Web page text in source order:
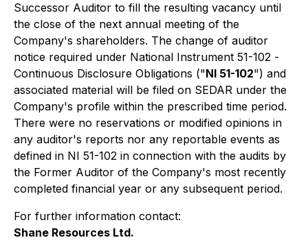
Successor Auditor to fill the resulting vacancy until
the close of the next annual meeting of the
Company's shareholders. The change of auditor
notice required under National Instrument 51-102 -
Continuous Disclosure Obligations ("NI 51-102") and
associated material will be filed on SEDAR under the
Company's profile within the prescribed time period.
There were no reservations or modified opinions in
any auditor's reports nor any reportable events as
defined in NI 51-102 in connection with the audits by
the Former Auditor of the Company's most recently
completed financial year or any subsequent period.
For further information contact:
Shane Resources Ltd.